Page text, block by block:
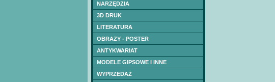
NARZĘDZIA
3D DRUK
LITERATURA
OBRAZY - POSTER
ANTYKWARIAT
MODELE GIPSOWE I INNE
WYPRZEDAŻ